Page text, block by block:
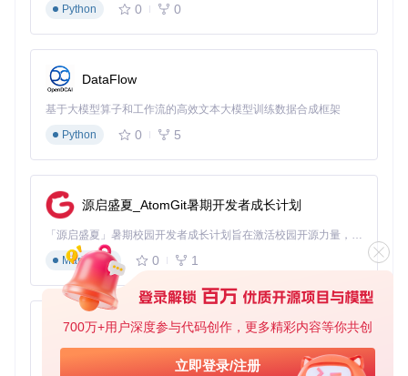
700万+用户深度参与代码创作，更多精彩内容等你共创
立即登录/注册
基础准备：安装与接线
🔰入门级安装
# 使用mpremote工具安装
mpremote mip install github:mcauser/micropython-tm1637
# 或在支持WiFi的开发板上直接安装
🔰硬件接线指南
不同开发板的推荐接线方式：
开发板
TinyPICO
GPIO18 GPIO23
3.3V
Raspberry Pi Pico
GPIO27 GPIO26
3.3V
WeMos D1 Mini
GPIO5 GPIO4 3.3V/5V
Python
0 0
DataFlow
基于大模型算子和工作流的高效文本大模型训练数据合成框架
Python
0 5
源启盛夏_AtomGit暑期开发者成长计划
「源启盛夏」暑期校园开发者成长计划旨在激活校园开源力量，通过积分激励、认证扶持、资源倾斜等形式，引导高校组织和开发者完成「入驻 — 建项目 — 做贡献 — 获认证 — 得资源」的完整闭环。无论你是想带领社团入驻平台的组织者，还是希望用代码贡献证明自己的开发者，都能在这里找到属于你的成长路径。
Markdown
0 1
py-xiaozhi
基于Python的Xiaozhi AI，适用于想要完整Xiaozhi体验而无需拥有专用硬件的用户。